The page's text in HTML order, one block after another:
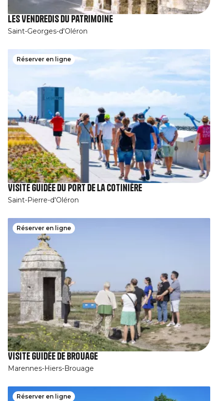
Les Vendredis du patrimoine
Saint-Georges-d'Oléron
Réserver en ligne
Visite guidée du port de la Cotinière
Saint-Pierre-d'Oléron
Réserver en ligne
Visite guidée de Brouage
Marennes-Hiers-Brouage
Réserver en ligne